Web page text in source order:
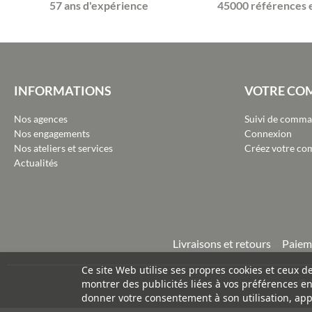
57 ans d'expérience 45000 références
INFORMATIONS
Nos agences
Nos engagements
Nos ateliers et services
Actualités
VOTRE
Suivi de
Connexion
Créez votre
Livraisons et retours
©
Ce site Web utilise ses propres cookies et ceux
montrer des publicités liées à vos préférences
donner votre consentement à son utilisation,